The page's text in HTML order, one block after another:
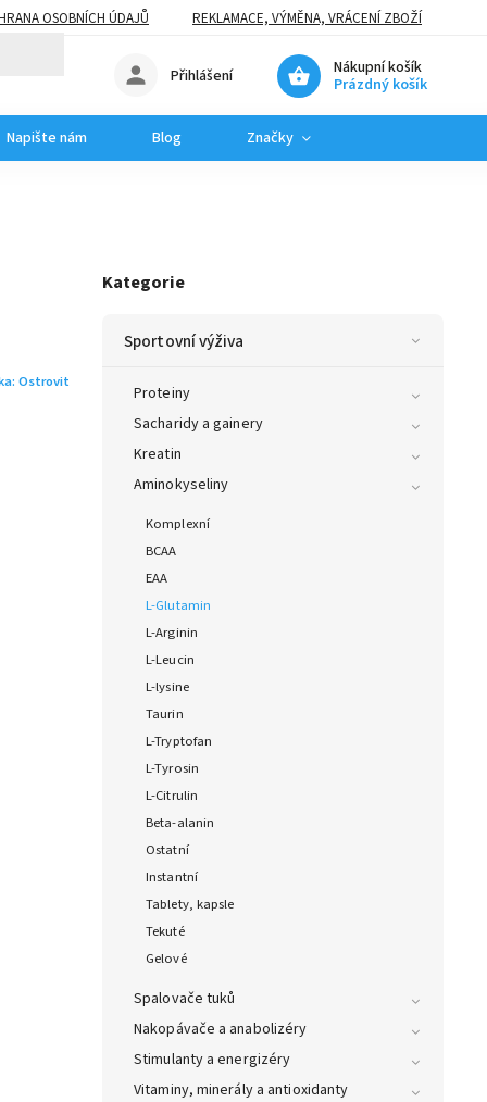
OSOBNÍCH ÚDAJŮ REKLAMACE, VÝMĚNA, VRÁCENÍ ZBOŽÍ
Nákupní košík
Prázdný košík
Přihlášení
Napište nám Blog Značky
Kategorie
Sportovní výživa
Proteiny
Sacharidy a gainery
Kreatin
Aminokyseliny
Komplexní
BCAA
EAA
L-Glutamin
L-Arginin
L-Leucin
L-lysine
Taurin
L-Tryptofan
L-Tyrosin
L-Citrulin
Beta-alanin
Ostatní
Instantní
Tablety, kapsle
Tekuté
Gelové
Spalovače tuků
Nakopávače a anabolizéry
Stimulanty a energizéry
Vitaminy, minerály a antioxidanty
Ostrovit